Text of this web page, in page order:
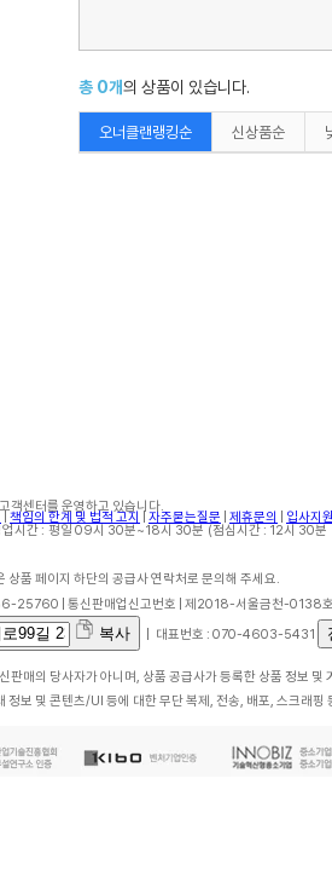
총 0개의 상품이 있습니다.
오너클랜랭킹순 신상품순